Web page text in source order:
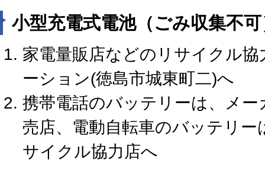
小型充電式電池（ごみ収集不
家電量販店などのリサイクル
ーション(徳島市城東町二)へ
携帯電話のバッテリーは、メ
売店、電動自転車のバッテリー
サイクル協力店へ